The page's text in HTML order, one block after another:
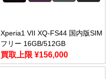
Xperia1 VII XQ-FS44 国内版SIM
フリー 16GB/512GB
買取上限 ¥156,000